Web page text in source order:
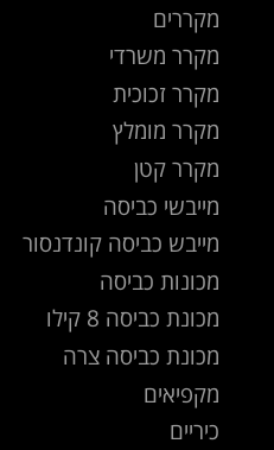
מקררים
מקרר משרדי
מקרר זכוכית
מקרר מומלץ
מקרר קטן
מייבשי כביסה
מייבש כביסה קונדנסור
מכונות כביסה
מכונת כביסה 8 קילו
מכונת כביסה צרה
מקפיאים
כיריים